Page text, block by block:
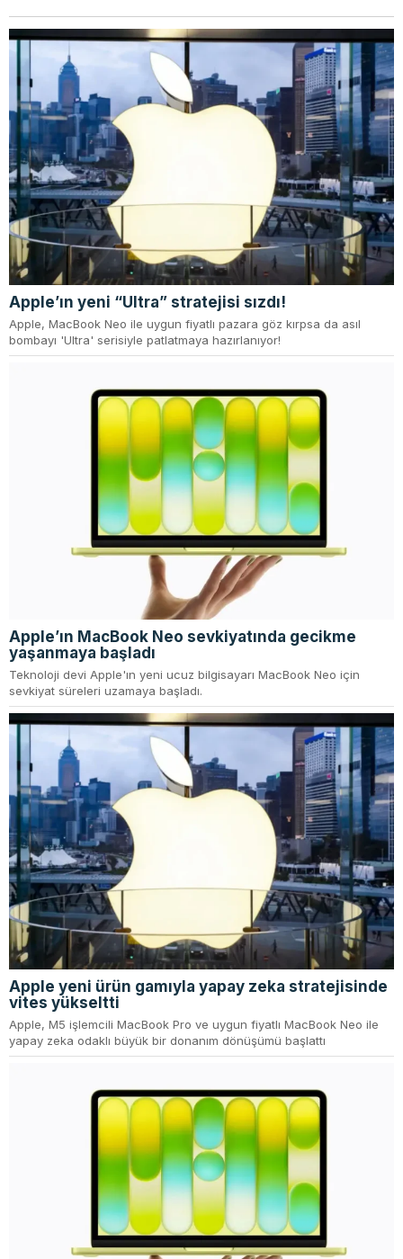
Apple’ın yeni “Ultra” stratejisi sızdı!
Apple, MacBook Neo ile uygun fiyatlı pazara göz kırpsa da asıl
bombayı 'Ultra' serisiyle patlatmaya hazırlanıyor!
Apple’ın MacBook Neo sevkiyatında gecikme
yaşanmaya başladı
Teknoloji devi Apple'ın yeni ucuz bilgisayarı MacBook Neo için
sevkiyat süreleri uzamaya başladı.
Apple yeni ürün gamıyla yapay zeka stratejisinde
vites yükseltti
Apple, M5 işlemcili MacBook Pro ve uygun fiyatlı MacBook Neo ile
yapay zeka odaklı büyük bir donanım dönüşümü başlattı